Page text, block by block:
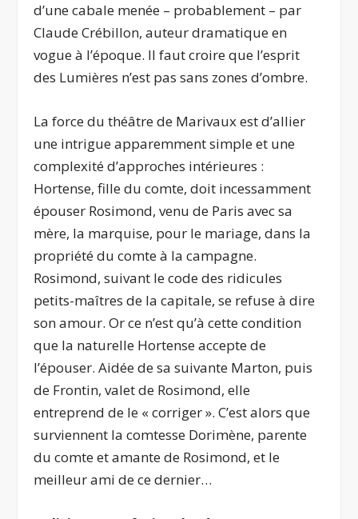
d’une cabale menée – probablement – par
Claude Crébillon, auteur dramatique en
vogue à l’époque. Il faut croire que l’esprit
des Lumières n’est pas sans zones d’ombre.
La force du théâtre de Marivaux est d’allier
une intrigue apparemment simple et une
complexité d’approches intérieures :
Hortense, fille du comte, doit incessamment
épouser Rosimond, venu de Paris avec sa
mère, la marquise, pour le mariage, dans la
propriété du comte à la campagne.
Rosimond, suivant le code des ridicules
petits-maîtres de la capitale, se refuse à dire
son amour. Or ce n’est qu’à cette condition
que la naturelle Hortense accepte de
l’épouser. Aidée de sa suivante Marton, puis
de Frontin, valet de Rosimond, elle
entreprend de le « corriger ». C’est alors que
surviennent la comtesse Dorimène, parente
du comte et amante de Rosimond, et le
meilleur ami de ce dernier…